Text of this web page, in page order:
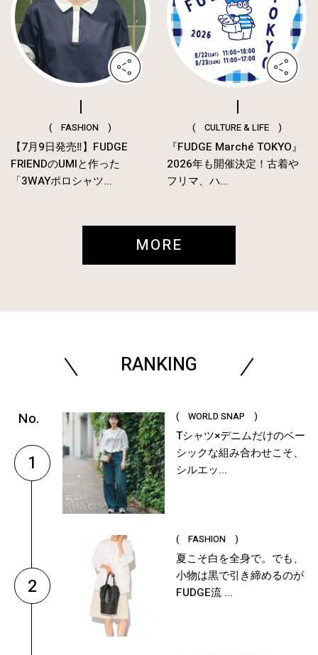
( FASHION )
【7月9日発売‼︎】FUDGE
FRIENDのUMIと作った
「3WAYポロシャツ...
( CULTURE & LIFE )
『FUDGE Marché TOKYO』
2026年も開催決定！古着や
フリマ、ハ...
MORE
RANKING
1
( WORLD SNAP )
Tシャツ×デニムだけのベー
シックな組み合わせこそ、
シルエッ...
2
( FASHION )
夏こそ白を全身で。でも、
小物は黒で引き締めるのが
FUDGE流 ...